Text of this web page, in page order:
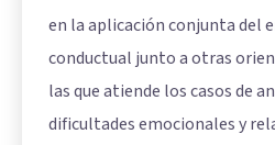
en la aplicación conjunta del
conductual junto a otras
las que atiende los casos de
dificultades emocionales y